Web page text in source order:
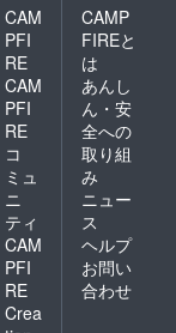
CAM
PFI
RE
CAM
PFI
RE
コ
ミュ
ニ
ティ
CAM
PFI
RE
Crea
CAMP
FIREと
は
あんし
ん・安
全への
取り組
み
ニュー
ス
ヘルプ
お問い
合わせ